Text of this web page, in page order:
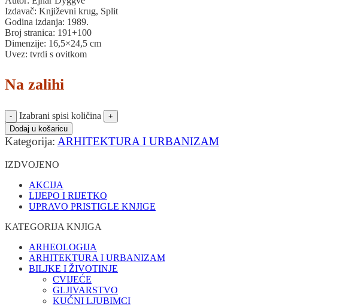
Izdavač: Književni krug, Split
Godina izdanja: 1989.
Broj stranica: 191+100
Dimenzije: 16,5×24,5 cm
Uvez: tvrdi s ovitkom
Na zalihi
Izabrani spisi količina
Dodaj u košaricu
Kategorija: ARHITEKTURA I URBANIZAM
IZDVOJENO
AKCIJA
LIJEPO I RIJETKO
UPRAVO PRISTIGLE KNJIGE
KATEGORIJA KNJIGA
ARHEOLOGIJA
ARHITEKTURA I URBANIZAM
BILJKE I ŽIVOTINJE
CVIJEĆE
GLJIVARSTVO
KUĆNI LJUBIMCI